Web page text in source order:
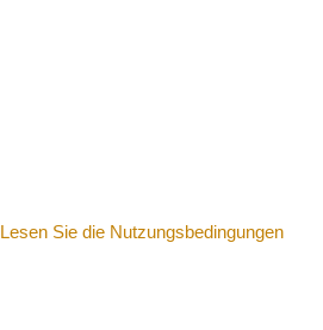
Lesen Sie die Nutzungsbedingungen